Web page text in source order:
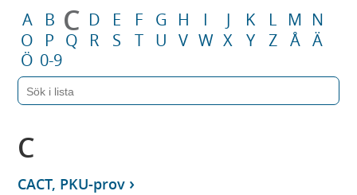
A B C D E F G H I J K L M N
O
P Q R S T U V W X Y Z Å Ä
Ö 0-9
C
CACT, PKU-prov